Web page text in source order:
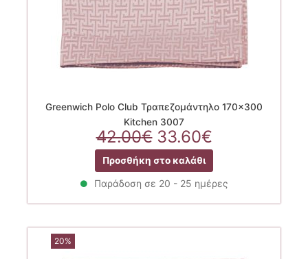
Greenwich Polo Club Τραπεζομάντηλο 170×300
Kitchen 3007
42.00€ Original
price
was:
42.00€.
33.60€Η
τρέχουσα
τιμή
είναι:
Προσθήκη στο καλάθι
Παράδοση σε 20 - 25 ημέρες
20%